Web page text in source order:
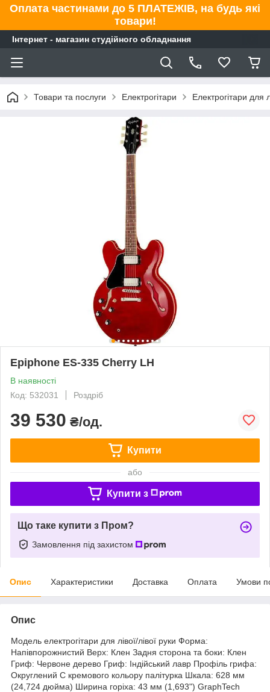
Оплата частинами до 5 ПЛАТЕЖІВ, на будь які
товари!
Інтернет - магазин студійного обладнання
Товари та послуги Електрогітари Електрогітари для
Epiphone ES-335 Cherry LH
В наявності
Код: 532031
Роздріб
39 530 ₴/од.
Купити
або
Купити з
Що таке купити з Пром?
Замовлення під захистом
Опис Характеристики Доставка Оплата Умови
Опис
Модель електрогітари для лівої/лівої руки Форма:
Напівпорожнистий Верх: Клен Задня сторона та боки: Клен
Гриф: Червоне дерево Гриф: Індійський лавр Профіль грифа:
Округлений C кремового кольору палітурка Шкала: 628 мм
(24,724 дюйма) Ширина горіха: 43 мм (1,693") GraphTech